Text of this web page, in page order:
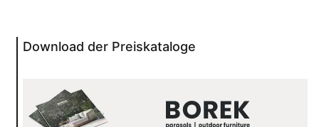
Download der Preiskataloge